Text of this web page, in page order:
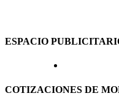
ESPACIO
COTIZACIONES DE